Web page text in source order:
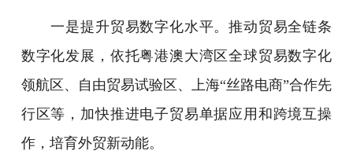
一是提升贸易数字化水平。推动贸易全链条
数字化发展，依托粤港澳大湾区全球贸易数字化
领航区、自由贸易试验区、上海“丝路电商”合作先
行区等，加快推进电子贸易单据应用和跨境互操
作，培育外贸新动能。